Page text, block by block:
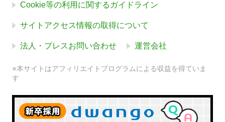
Cookie等の利用に関するガイドライン
サイトアクセス情報の取得について
法人・プレスお問い合わせ 運営会社
※本サイトはアフィリエイトプログラムによる収益を得ていま
す